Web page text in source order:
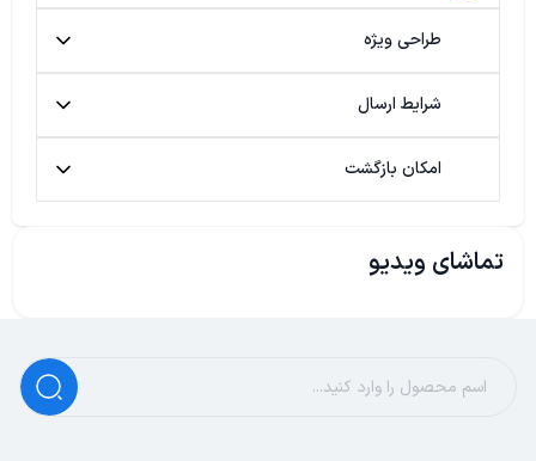
طراحی ویژه
شرایط ارسال
امکان بازگشت
تماشای ویدیو